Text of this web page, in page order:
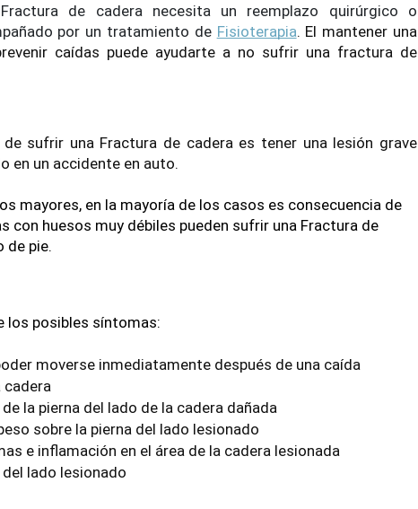
de cadera necesita un reemplazo quirúrgico o
por un tratamiento de Fisioterapia. El mantener una
caídas puede ayudarte a no sufrir una fractura de
sufrir una Fractura de cadera es tener una lesión grave
en un accidente en auto.
mayores, en la mayoría de los casos es consecuencia de
con huesos muy débiles pueden sufrir una Fractura de
de pie.
los posibles síntomas:
moverse inmediatamente después de una caída
cadera
la pierna del lado de la cadera dañada
sobre la pierna del lado lesionado
e inflamación en el área de la cadera lesionada
lado lesionado